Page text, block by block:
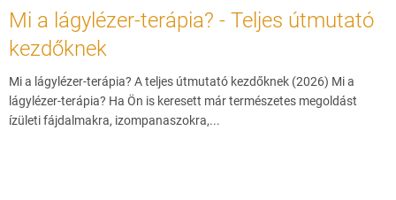
Mi a lágylézer-terápia? - Teljes útmutató
kezdőknek
Mi a lágylézer-terápia? A teljes útmutató kezdőknek (2026) Mi a
lágylézer-terápia? Ha Ön is keresett már természetes megoldást
ízületi fájdalmakra, izompanaszokra,...